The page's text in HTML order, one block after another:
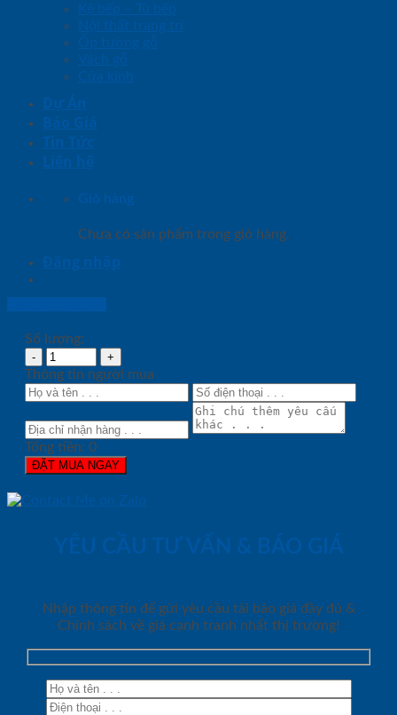
Kệ bếp – Tủ bếp
Nội thất trang trí
Ốp tường gỗ
Vách gỗ
Cửa kính
Dự Án
Báo Giá
Tin Tức
Liên hệ
Giỏ hàng
Chưa có sản phẩm trong giỏ hàng.
Đăng nhập
Số lượng:
Thông tin người mua
Tổng tiền: 0
ĐẶT MUA NGAY
YÊU CẦU TƯ VẤN & BÁO GIÁ
Nhập thông tin để gửi yêu cầu tải báo giá đầy đủ &
Chính sách về giá cạnh tranh nhất thị trường!